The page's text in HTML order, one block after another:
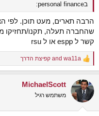
בpersonal finance:
הרבה תארים, מעט תוכן. לפי
שהחברה תעלה, תקנו/תחזיקו
קשר ל espp או ל rsu
R
e
c
t
i
wa11a קפיצת הדרך
MichaelScott
משתמש רגיל